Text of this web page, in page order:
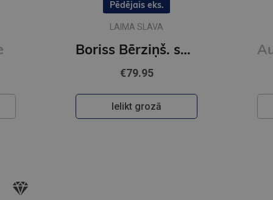
un zīmējumi
HOPA B. VERNISA
Augu slepenā valoda
€28.95
Ielikt grozā